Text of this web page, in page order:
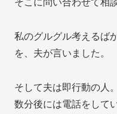
私のグルグル考えるば
を、夫が言いました。
そして夫は即行動の人。
数分後には電話をして